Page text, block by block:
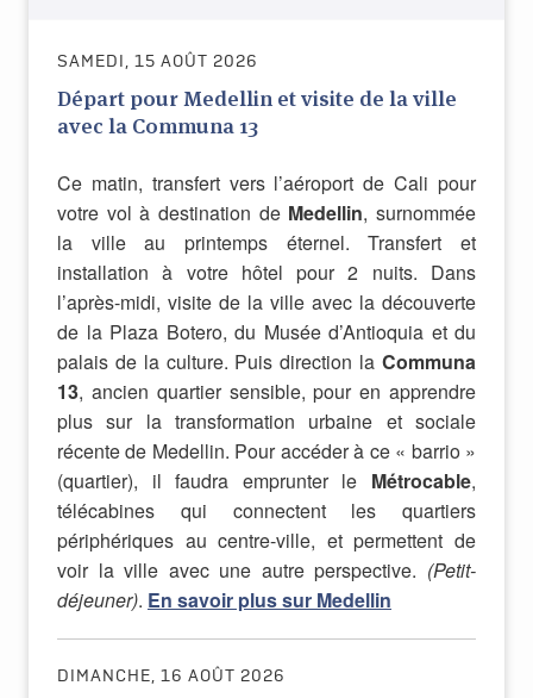
SAMEDI, 15 AOÛT 2026
Départ pour Medellin et visite de la ville
avec la Communa 13
Ce matin, transfert vers l’aéroport de Cali pour
votre vol à destination de Medellin, surnommée
la ville au printemps éternel. Transfert et
installation à votre hôtel pour 2 nuits. Dans
l’après-midi, visite de la ville avec la découverte
de la Plaza Botero, du Musée d’Antioquia et du
palais de la culture. Puis direction la Communa
13, ancien quartier sensible, pour en apprendre
plus sur la transformation urbaine et sociale
récente de Medellin. Pour accéder à ce « barrio »
(quartier), il faudra emprunter le Métrocable,
télécabines qui connectent les quartiers
périphériques au centre-ville, et permettent de
voir la ville avec une autre perspective. (Petit-
déjeuner). En savoir plus sur Medellin
DIMANCHE, 16 AOÛT 2026